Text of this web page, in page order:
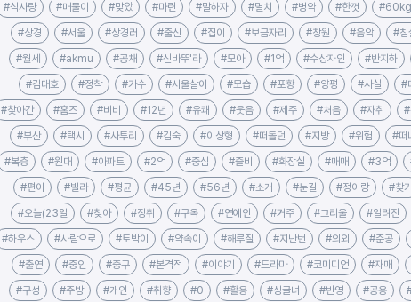
#식사량 #매물이 #맞았 #마련 #말하자 #멸치 #병약 #한껏 #60kg
#상경 #서울 #상경러 #출신 #집이 #보금자리 #창원 #음악 #침
#월세 #akmu #공채 #신바뚜'라 #모아 #1억 #수상자인 #반지하
#김대호 #정착 #가수 #서울살이 #모습 #포항 #양평 #사실 #
#찾아간 #홈즈 #비비 #12년 #유쾌 #웃음 #제주 #처음 #자취 #
#부산 #택시 #사투리 #김숙 #이상형 #떠돌던 #지방 #위험 #떠
#복층 #원대 #아파트 #2억 #중심 #즐비 #화장실 #매매 #3억
#편이 #빌라 #평균 #45년 #56년 #소개 #눈길 #정이랑 #찾기
#오늘(23일 #찾아 #정취 #구옥 #연예인 #거주 #그리울 #알려진
#하우스 #사람으로 #토박이 #약속이 #해루질 #지난번 #의외 #준공
#출연 #중인 #중구 #본격적 #이야기 #드라마 #코미디언 #자매
#구성 #주방 #개인 #취향 #0 #활용 #싱글녀 #반영 #공용